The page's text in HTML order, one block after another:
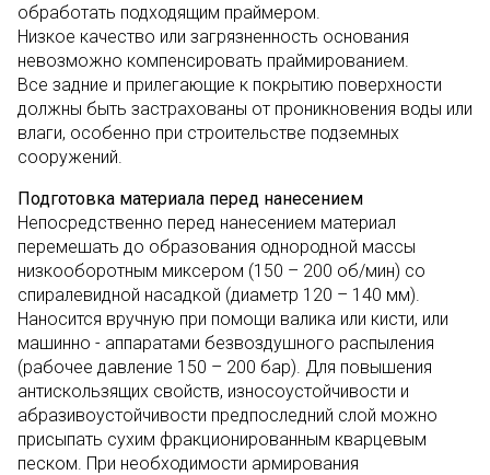
обработать подходящим праймером.
Низкое качество или загрязненность основания
невозможно компенсировать праймированием.
Все задние и прилегающие к покрытию поверхности
должны быть застрахованы от проникновения воды или
влаги, особенно при строительстве подземных
сооружений.
Подготовка материала перед нанесением
Непосредственно перед нанесением материал
перемешать до образования однородной массы
низкооборотным миксером (150 – 200 об/мин) со
спиралевидной насадкой (диаметр 120 – 140 мм).
Наносится вручную при помощи валика или кисти, или
машинно - аппаратами безвоздушного распыления
(рабочее давление 150 – 200 бар). Для повышения
антискользящих свойств, износоустойчивости и
абразивоустойчивости предпоследний слой можно
присыпать сухим фракционированным кварцевым
песком. При необходимости армирования